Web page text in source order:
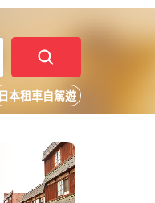
日本租車自駕遊